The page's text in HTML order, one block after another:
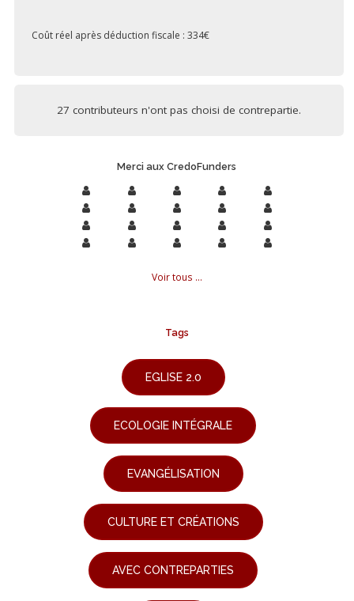
Coût réel après déduction fiscale : 334€
27 contributeurs n'ont pas choisi de contrepartie.
Merci aux CredoFunders
Voir tous ...
Tags
EGLISE 2.0
ECOLOGIE INTÉGRALE
EVANGÉLISATION
CULTURE ET CRÉATIONS
AVEC CONTREPARTIES